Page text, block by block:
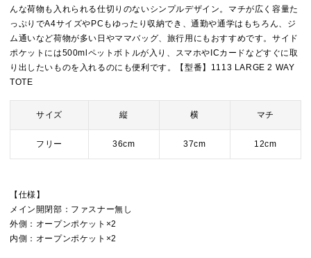
んな荷物も入れられる仕切りのないシンプルデザイン。マチが広く容量た
っぷりでA4サイズやPCもゆったり収納でき、通勤や通学はもちろん、ジ
ム通いなど荷物が多い日やママバッグ、旅行用にもおすすめです。サイド
ポケットには500mlペットボトルが入り、スマホやICカードなどすぐに取
り出したいものを入れるのにも便利です。【型番】1113 LARGE 2 WAY
TOTE
サイズ 縦 横 マチ
フリー 36cm 37cm 12cm
【仕様】
メイン開閉部：ファスナー無し
外側：オープンポケット×2
内側：オープンポケット×2